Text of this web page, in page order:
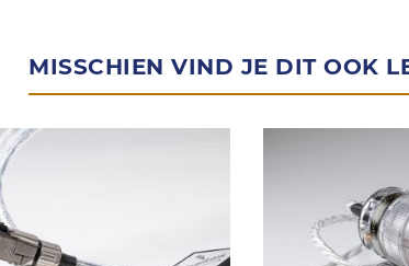
MISSCHIEN VIND JE DIT OOK